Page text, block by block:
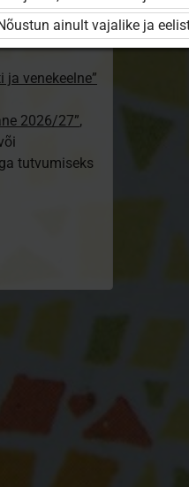
,
ja venekeelne”
2026/27”,
tutvumiseks
ainult vajalike ja